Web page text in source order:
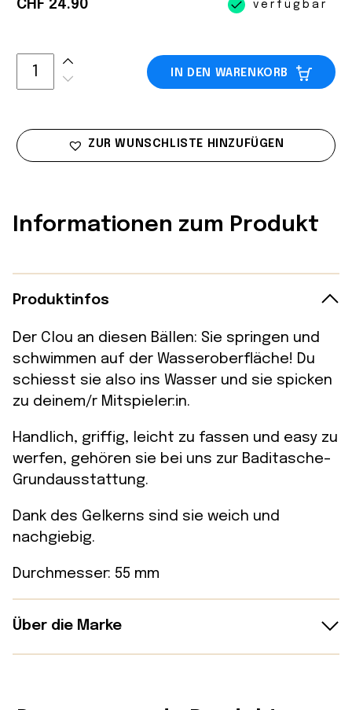
CHF 24.90 verfügbar
IN DEN WARENKORB
ZUR WUNSCHLISTE HINZUFÜGEN
Informationen zum Produkt
Produktinfos
Der Clou an diesen Bällen: Sie springen und
schwimmen auf der Wasseroberfläche! Du
schiesst sie also ins Wasser und sie spicken
zu deinem/r Mitspieler:in.
Handlich, griffig, leicht zu fassen und easy zu
werfen, gehören sie bei uns zur Baditasche-
Grundausstattung.
Dank des Gelkerns sind sie weich und
nachgiebig.
Durchmesser: 55 mm
Über die Marke